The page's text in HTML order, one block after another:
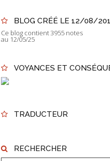
BLOG CRÉÉ LE 12/08/
Ce blog contient 3955 notes
au 12/05/25
VOYANCES ET
TRADUCTEUR
RECHERCHER